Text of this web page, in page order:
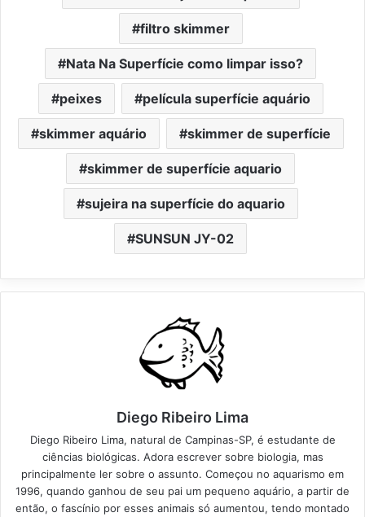
filtro skimmer
Nata Na Superfície como limpar isso?
peixes película superfície aquário
skimmer aquário skimmer de superfície
skimmer de superfície aquario
sujeira na superfície do aquario
SUNSUN JY-02
Diego Ribeiro Lima
Diego Ribeiro Lima, natural de Campinas-SP, é estudante de
ciências biológicas. Adora escrever sobre biologia, mas
principalmente ler sobre o assunto. Começou no aquarismo em
1996, quando ganhou de seu pai um pequeno aquário, a partir de
então, o fascínio por esses animais só aumentou, tendo montado